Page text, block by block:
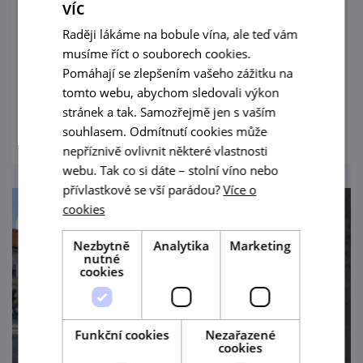
Výstava představuje Alfonse Muchu nikoli
pouze jako mistra secese, ale jako vizionáře
designu a pedagoga.
prohlédnout
víc
Raději lákáme na bobule vína, ale teď vám
musíme říct o souborech cookies.
Pomáhají se zlepšením vašeho zážitku na
tomto webu, abychom sledovali výkon
stránek a tak. Samozřejmě jen s vaším
souhlasem. Odmítnutí cookies může
nepříznivě ovlivnit některé vlastnosti
webu. Tak co si dáte – stolní víno nebo
přívlastkové se vší parádou?Více o
cookies
Nezbytně
nutné
cookies
Analytika Marketing
Funkční cookies
Nezařazené
cookies